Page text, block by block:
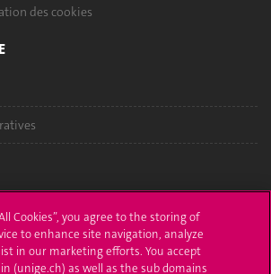
des cookies
Cookies”, you agree to the storing of
to enhance site navigation, analyze
in our marketing efforts. You accept
(unige.ch) as well as the sub domains